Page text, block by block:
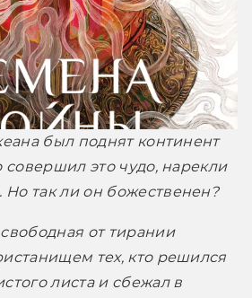
был поднят континент
совершил это чудо, нарекли
так ли он божественен?
от тирании
тех, кто решился
листа и сбежал в